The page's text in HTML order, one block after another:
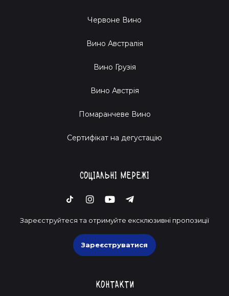
дозволь Саботаж Вайну принести тобі радість і
настрій і неперевершені враження гарантовані!
Червоне Вино
Вино Австралія
Вино Грузія
Вино Австрія
Помаранчеве Вино
Cертифікат на дегустацію
Соціальні мережі
Зареєструйтеся та отримуйте ексклюзивні пропозиції
Зареєструватися
Контакти